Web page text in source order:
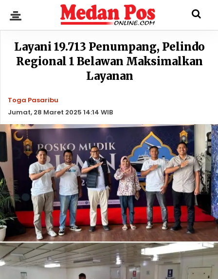
Layani 19.713 Penumpang, Pelindo
Regional 1 Belawan Maksimalkan
Layanan
Toga Pasaribu
Jumat, 28 Maret 2025 14:14 WIB